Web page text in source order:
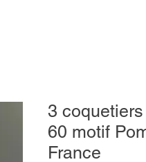
3
60 motif
France